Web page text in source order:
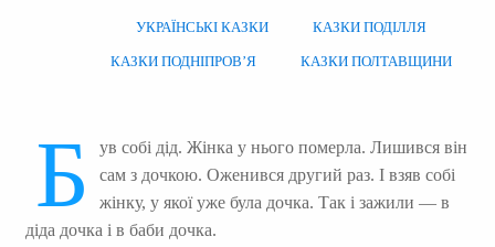
УКРАЇНСЬКІ КАЗКИ КАЗКИ ПОДІЛЛЯ
КАЗКИ ПОДНІПРОВ’Я КАЗКИ ПОЛТАВЩИНИ
Б
ув собі дід. Жінка у нього померла. Лишився він
сам з дочкою. Оженився другий раз. І взяв собі
жінку, у якої уже була дочка. Так і зажили — в
діда дочка і в баби дочка.